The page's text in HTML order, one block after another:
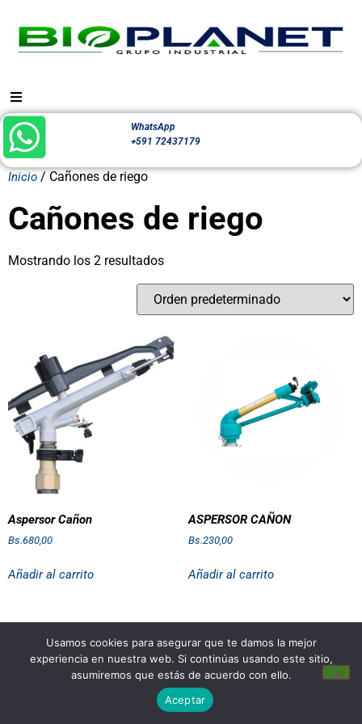
WhatsApp
+591 72437179
Inicio / Cañones de riego
Cañones de riego
Mostrando los 2 resultados
Aspersor Cañon
Bs.680,00
Añadir al carrito
ASPERSOR CAÑON
Bs.230,00
Añadir al carrito
Usamos cookies para asegurar que te damos la mejor
experiencia en nuestra web. Si continúas usando este sitio,
asumiremos que estás de acuerdo con ello.
Aceptar